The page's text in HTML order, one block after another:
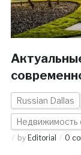
Russian Dallas
Недвижимость
by Editorial 0